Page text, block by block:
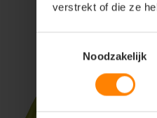
verstrekt of die ze
Noodzakelijk